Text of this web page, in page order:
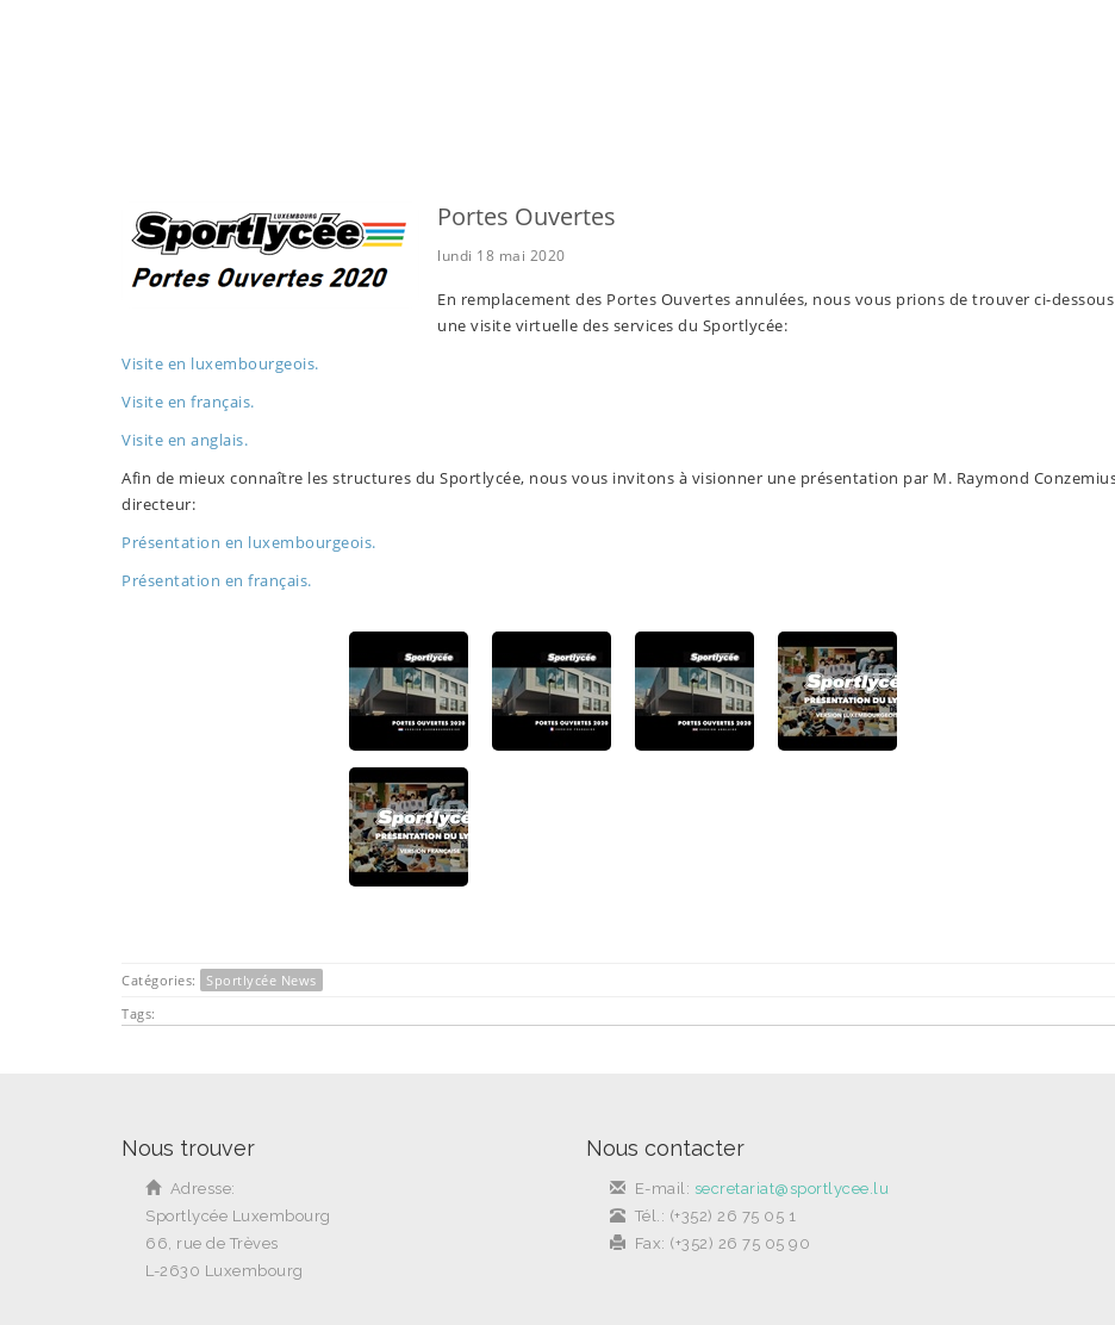
Portes Ouvertes
lundi 18 mai 2020
En remplacement des Portes Ouvertes annulées, nous vous prions de trouver ci-dessous
une visite virtuelle des services du Sportlycée:
Visite en luxembourgeois.
Visite en français.
Visite en anglais.
Afin de mieux connaître les structures du Sportlycée, nous vous invitons à visionner une présentation par M. Raymond
directeur:
Présentation en luxembourgeois.
Présentation en français.
Catégories:
Sportlycée News
Tags:
Nous trouver
Adresse:
Sportlycée Luxembourg
66, rue de Trèves
L-2630 Luxembourg
Nous contacter
E-mail: secretariat@sportlycee.lu
Tél.: (+352) 26 75 05 1
Fax: (+352) 26 75 05 90